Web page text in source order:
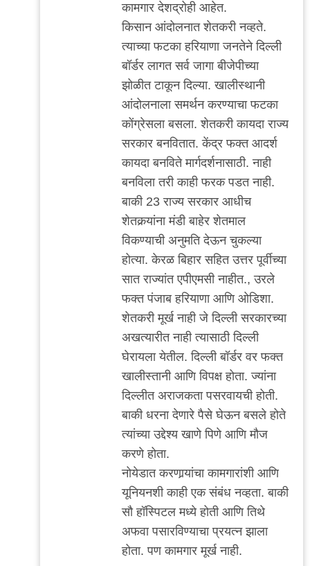
to
लोकांवर
लोक
आता
हसतात
Rajesh188
कामगार देशद्रोही आहेत.
किसान आंदोलनात शेतकरी नव्हते.
त्याच्या फटका हरियाणा जनतेने दिल्ली
बॉर्डर लागत सर्व जागा बीजेपीच्या
झोळीत टाकून दिल्या. खालीस्थानी
आंदोलनाला समर्थन करण्याचा फटका
कोंग्रेसला बसला. शेतकरी कायदा राज्य
सरकार बनवितात. केंद्र फक्त आदर्श
कायदा बनविते मार्गदर्शनासाठी. नाही
बनविला तरी काही फरक पडत नाही.
बाकी 23 राज्य सरकार आधीच
शेतकर्‍यांना मंडी बाहेर शेतमाल
विकण्याची अनुमति देऊन चुकल्या
होत्या. केरळ बिहार सहित उत्तर पूर्वीच्या
सात राज्यांत एपीएमसी नाहीत., उरले
फक्त पंजाब हरियाणा आणि ओडिशा.
शेतकरी मूर्ख नाही जे दिल्ली सरकारच्या
अखत्यारीत नाही त्यासाठी दिल्ली
घेरायला येतील. दिल्ली बॉर्डर वर फक्त
खालीस्तानी आणि विपक्ष होता. ज्यांना
दिल्लीत अराजकता पसरवायची होती.
बाकी धरना देणारे पैसे घेऊन बसले होते
त्यांच्या उद्देश्य खाणे पिणे आणि मौज
करणे होता.
नोयेडात करणार्‍यांचा कामगारांशी आणि
यूनियनशी काही एक संबंध नव्हता. बाकी
सौ हॉस्पिटल मध्ये होती आणि तिथे
अफवा पसारविण्याचा प्रयत्न झाला
होता. पण कामगार मूर्ख नाही.